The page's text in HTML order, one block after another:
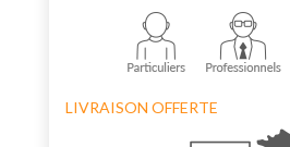
LIVRAISON OFFERTE